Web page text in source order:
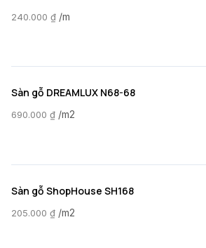
240.000 ₫ /m
Sàn gỗ DREAMLUX N68-68
690.000 ₫ /m2
Sàn gỗ ShopHouse SH168
205.000 ₫ /m2